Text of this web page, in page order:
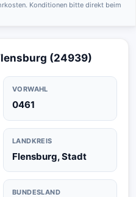
Konditionen bitte direkt beim
(24939)
VORWAHL
0461
LANDKREIS
Flensburg, Stadt
BUNDESLAND